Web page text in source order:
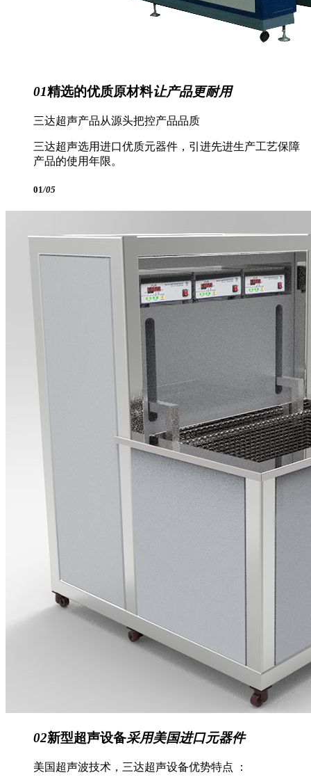
01精选的优质原材料让产品更耐用
三达超声产品从源头把控产品品质
三达超声选用进口优质元器件，引进先进生产工艺保障
产品的使用年限。
01/05
02新型超声设备采用美国进口元器件
美国超声波技术，三达超声设备优势特点 ：